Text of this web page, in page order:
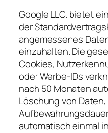
Google LLC. bietet
der
angemessenes
einzuhalten. Die
Cookies,
oder Werbe-IDs
nach 50 Monaten
Löschung von
automatisch einmal